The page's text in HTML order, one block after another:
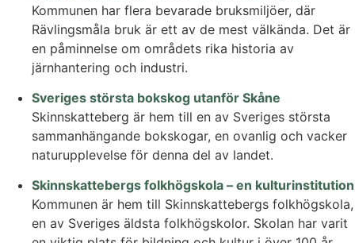
Kommunen har flera bevarade bruksmiljöer, där
Rävlingsmåla bruk är ett av de mest välkända. Det är
en påminnelse om områdets rika historia av
järnhantering och industri.
Sveriges största bokskog utanför Skåne
Skinnskatteberg är hem till en av Sveriges största
sammanhängande bokskogar, en ovanlig och vacker
naturupplevelse för denna del av landet.
Skinnskattebergs folkhögskola – en kulturinstitution
Kommunen är hem till Skinnskattebergs folkhögskola,
en av Sveriges äldsta folkhögskolor. Skolan har varit